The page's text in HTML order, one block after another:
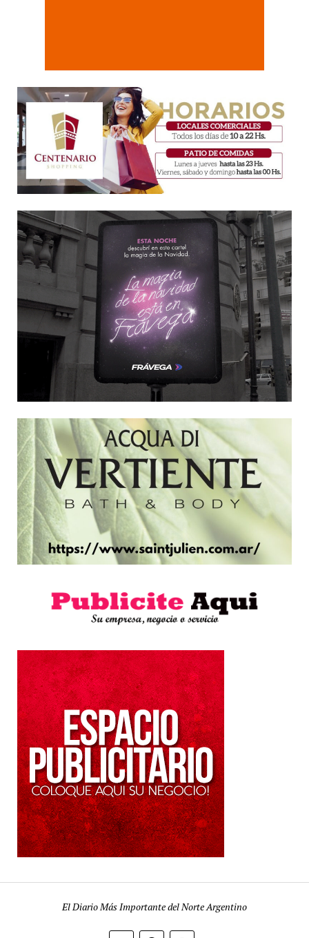
El Diario Más Importante del Norte Argentino